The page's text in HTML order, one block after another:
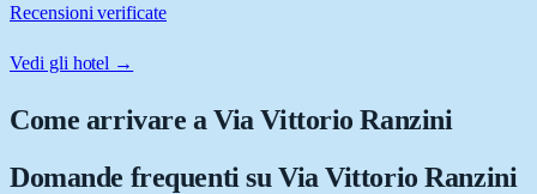
Recensioni verificate
Vedi gli hotel →
Come arrivare aVia Vittorio Ranzini
Domande frequenti su Via Vittorio Ranzini